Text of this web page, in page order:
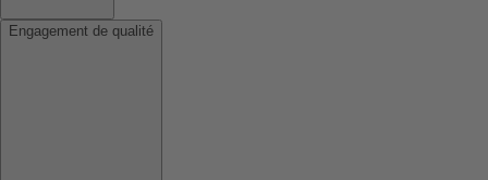
Engagement de qualité